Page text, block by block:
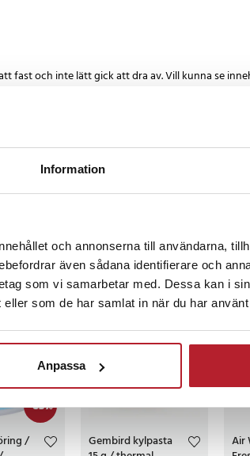
Information
och annonserna till användarna,
även sådana identifierare och
som vi samarbetar med. Dessa kan i
som de har samlat in när du har
Anpassa
fast och inte lätt gick att dra av. Vill kunna se
är täckt av etiketter, som är så tjocka och fulla
-63%
/
Gembird kylpasta
Air